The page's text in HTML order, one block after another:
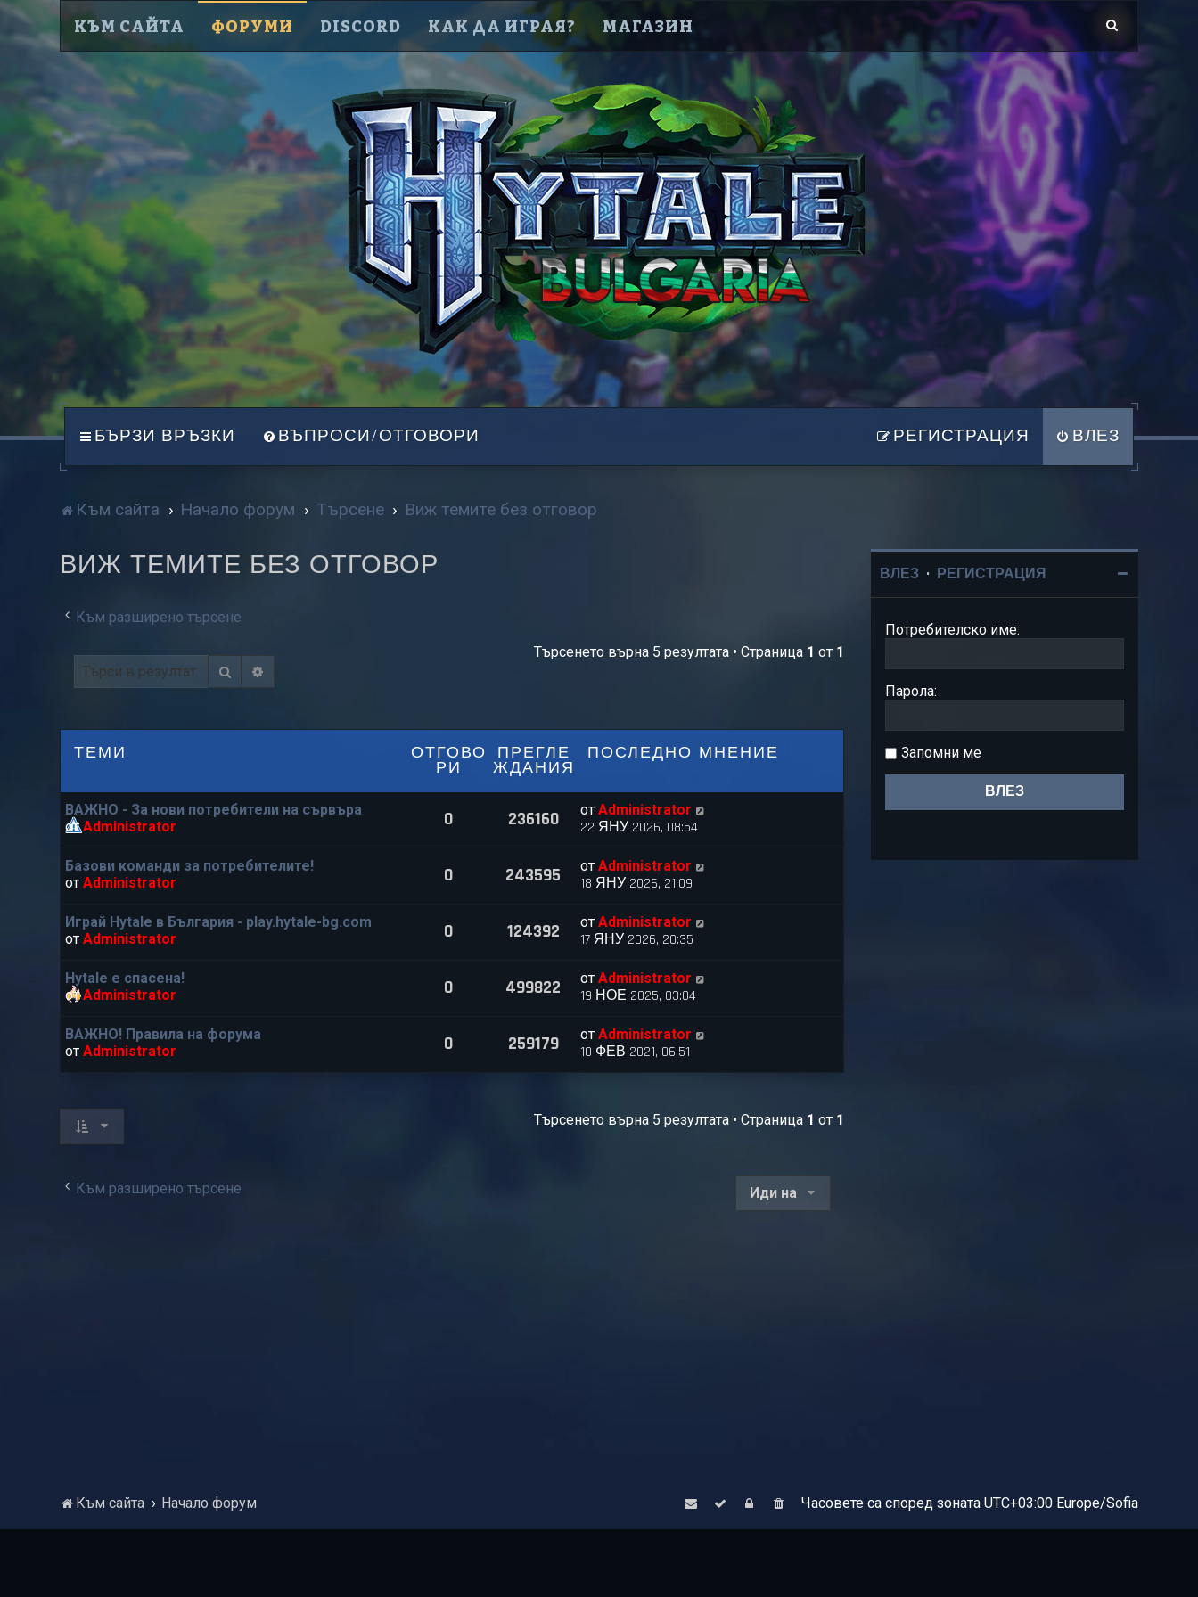
КЪМ САЙТА ФОРУМИ DISCORD КАК ДА ИГРАЯ? МАГАЗИН
БЪРЗИ ВРЪЗКИ ВЪПРОСИ/ОТГОВОРИ ВЛЕЗ
РЕГИСТРАЦИЯ
Към сайта Начало форум Търсене Виж темите без отговор
ВИЖ ТЕМИТЕ БЕЗ ОТГОВОР
Към разширено търсене
Търсене
Търсенето върна 5 резултата • Страница 1 от 1
ТЕМИ ОТГОВО
РИ
ПРЕГЛЕ
ЖДАНИЯ
ПОСЛЕДНО МНЕНИЕ
ВАЖНО - За нови потребители на сървъра
отAdministrator 0 236160 от Administrator
22 ЯНУ 2026, 08:54
Базови команди за потребителите!
отAdministrator 0 243595 от Administrator
18 ЯНУ 2026, 21:09
Играй Hytale в България - play.hytale-bg.com
отAdministrator 0 124392 от Administrator
17 ЯНУ 2026, 20:35
Hytale е спасена!
отAdministrator 0 499822 от Administrator
19 НОЕ 2025, 03:04
ВАЖНО! Правила на форума
отAdministrator 0 259179 от Administrator
10 ФЕВ 2021, 06:51
Търсенето върна 5 резултата • Страница 1 от 1
Към разширено търсене Иди на
ВЛЕЗ• РЕГИСТРАЦИЯ
Потребителско име:
Парола:
Запомни ме
Към сайта Начало форум Часовете са според зоната UTC+03:00 Europe/Sofia